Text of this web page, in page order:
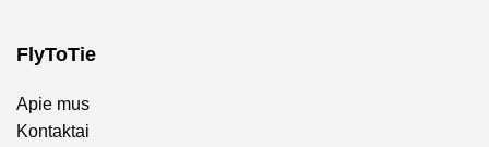
FlyToTie
Apie mus
Kontaktai